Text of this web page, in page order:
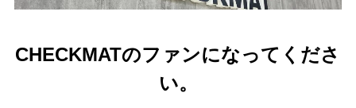
CHECKMATのファンになってくださ
い。